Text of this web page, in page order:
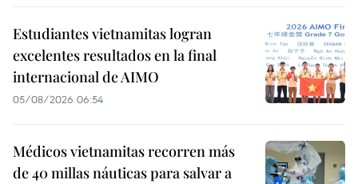
Estudiantes vietnamitas logran
excelentes resultados en la final
internacional de AIMO
05/08/2026 06:54
Médicos vietnamitas recorren más
de 40 millas náuticas para salvar a